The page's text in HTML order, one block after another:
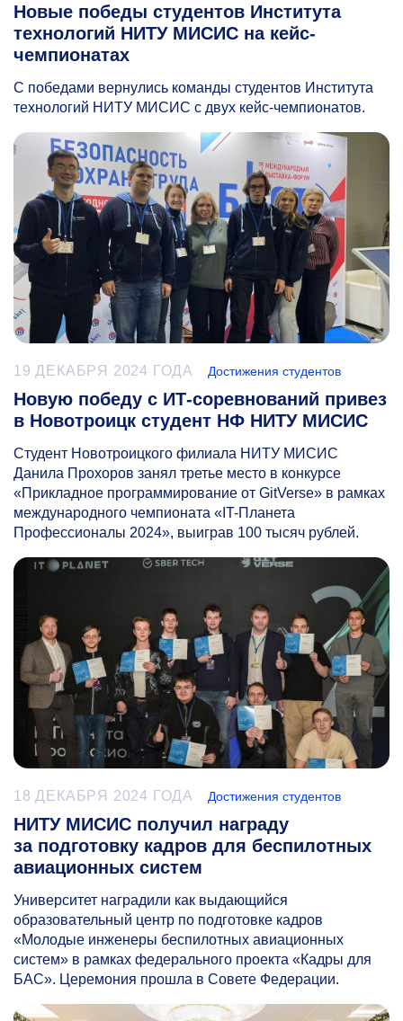
Новые победы студентов Института
технологий НИТУ МИСИС на кейс-
чемпионатах
С победами вернулись команды студентов Института
технологий НИТУ МИСИС с двух кейс-чемпионатов.
19 ДЕКАБРЯ 2024 ГОДА Достижения студентов
Новую победу с ИТ-соревнований привез
в Новотроицк студент НФ НИТУ МИСИС
Студент Новотроицкого филиала НИТУ МИСИС
Данила Прохоров занял третье место в конкурсе
«Прикладное программирование от GitVerse» в рамках
международного чемпионата «IT-Планета
Профессионалы 2024», выиграв 100 тысяч рублей.
18 ДЕКАБРЯ 2024 ГОДА Достижения студентов
НИТУ МИСИС получил награду
за подготовку кадров для беспилотных
авиационных систем
Университет наградили как выдающийся
образовательный центр по подготовке кадров
«Молодые инженеры беспилотных авиационных
систем» в рамках федерального проекта «Кадры для
БАС». Церемония прошла в Совете Федерации.